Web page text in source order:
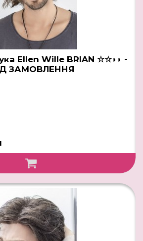
Ellen Wille BRIAN ☆☆◗◗ -
ЗАМОВЛЕННЯ